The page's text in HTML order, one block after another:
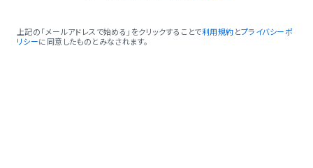
上記の「メールアドレスで始める」をクリックすることで利用規約 とプライバシーポ
リシーに同意したものとみなされます。